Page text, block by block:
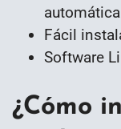
Fácil
Software
¿Cómo